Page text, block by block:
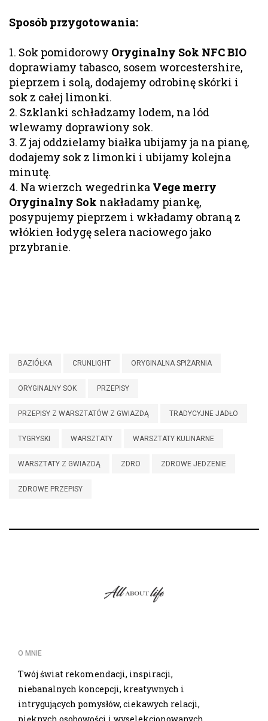
Sposób przygotowania:
1. Sok pomidorowy Oryginalny Sok NFC BIO
doprawiamy tabasco, sosem worcestershire,
pieprzem i solą, dodajemy odrobinę skórki i
sok z całej limonki.
2. Szklanki schładzamy lodem, na lód
wlewamy doprawiony sok.
3. Z jaj oddzielamy białka ubijamy ja na pianę,
dodajemy sok z limonki i ubijamy kolejna
minutę.
4. Na wierzch wegedrinka Vege merry
Oryginalny Sok nakładamy piankę,
posypujemy pieprzem i wkładamy obraną z
włókien łodygę selera naciowego jako
przybranie.
BAZIÓŁKA CRUNLIGHT ORYGINALNA SPIŻARNIA
ORYGINALNY SOK PRZEPISY
PRZEPISY Z WARSZTATÓW Z GWIAZDĄ TRADYCYJNE JADŁO
TYGRYSKI WARSZTATY WARSZTATY KULINARNE
WARSZTATY Z GWIAZDĄ ZDRO ZDROWE JEDZENIE
ZDROWE PRZEPISY
O MNIE
Twój świat rekomendacji, inspiracji,
niebanalnych koncepcji, kreatywnych i
intrygujących pomysłów, ciekawych relacji,